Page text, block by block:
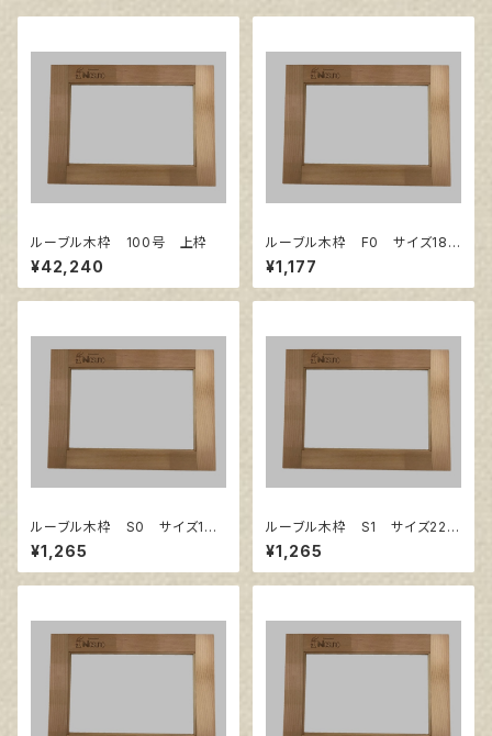
ルーブル木枠 100号 上枠
¥42,240
ルーブル木枠 F0 サイズ180
㎜×140㎜
¥1,177
ルーブル木枠 S0 サイズ180
㎜×180㎜
¥1,265
ルーブル木枠 S1 サイズ220
㎜×220㎜
¥1,265